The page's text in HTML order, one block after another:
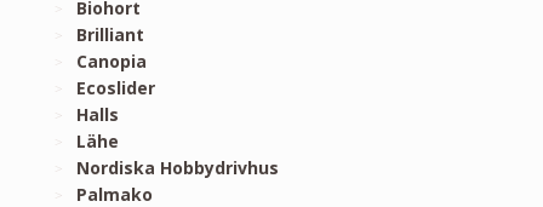
Biohort
Brilliant
Canopia
Ecoslider
Halls
Lähe
Nordiska Hobbydrivhus
Palmako